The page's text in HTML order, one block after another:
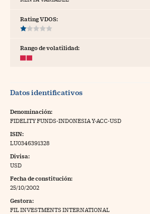
Pyme
Rating VDOS:
Rango de volatilidad:
Datos identificativos
Denominación:
FIDELITY FUNDS-INDONESIA Y-ACC-USD
ISIN:
LU0346391328
Divisa:
USD
Fecha de constitución:
25/10/2002
Gestora:
FIL INVESTMENTS INTERNATIONAL